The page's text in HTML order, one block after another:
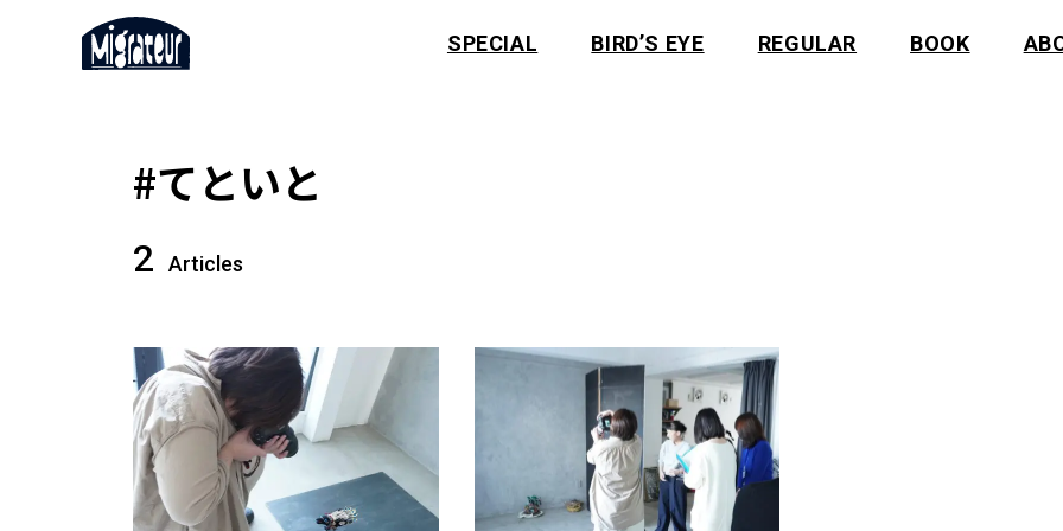
SPECIAL BIRD’S EYE REGULAR BOOK
#てといと
2 Articles